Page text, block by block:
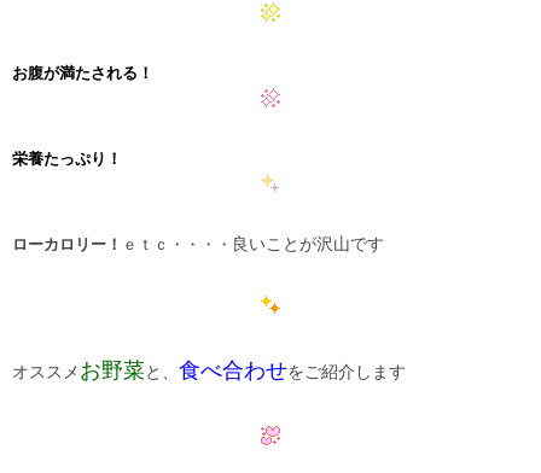
お腹が満たされる！
栄養たっぷり！
ローカロリー！ ｅｔｃ・・・・ 良いことが沢山です
オススメお野菜と、 食べ合わせをご紹介します